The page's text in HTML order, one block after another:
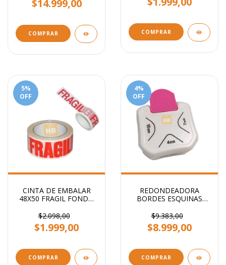
$14.999,00
COMPRAR COMPRAR
5%
OFF
CINTA DE EMBALAR
48X50 FRAGIL FONDO
$2.098,00
$1.999,00
COMPRAR
4%
OFF
REDONDEADORA
BORDES ESQUINAS
PRIMERA CALIDAD
$9.383,00
$8.999,00
COMPRAR